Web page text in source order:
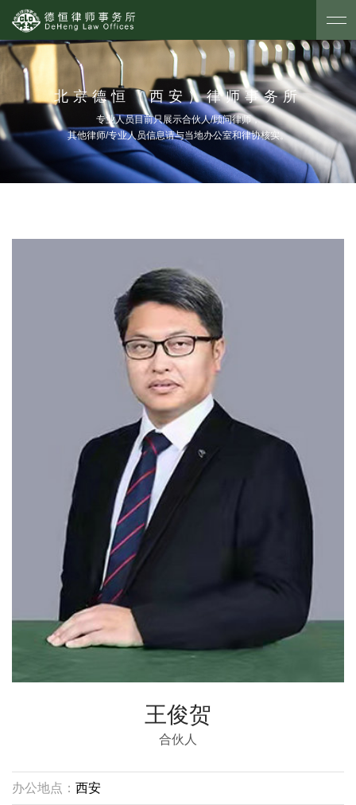
北京德恒（西安）律师事务所
专业人员目前只展示合伙人/顾问律师，
其他律师/专业人员信息请与当地办公室和律协核实。
王俊贺
合伙人
办公地点： 西安